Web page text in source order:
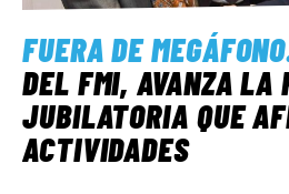
FUERA DE MEGÁFONO
DEL FMI, AVANZA LA
JUBILATORIA QUE
ACTIVIDADES